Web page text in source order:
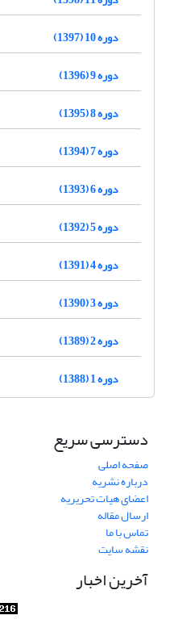
دوره 10 (1397)
دوره 9 (1396)
دوره 8 (1395)
دوره 7 (1394)
دوره 6 (1393)
دوره 5 (1392)
دوره 4 (1391)
دوره 3 (1390)
دوره 2 (1389)
دوره 1 (1388)
دسترسی سریع
صفحه اصلی
درباره نشریه
اعضای هیات تحریریه
ارسال مقاله
تماس با ما
نقشه سایت
آخرین اخبار